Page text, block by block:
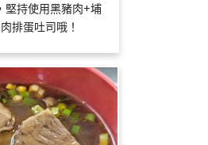
堅持使用黑豬肉+埔
排蛋吐司哦！